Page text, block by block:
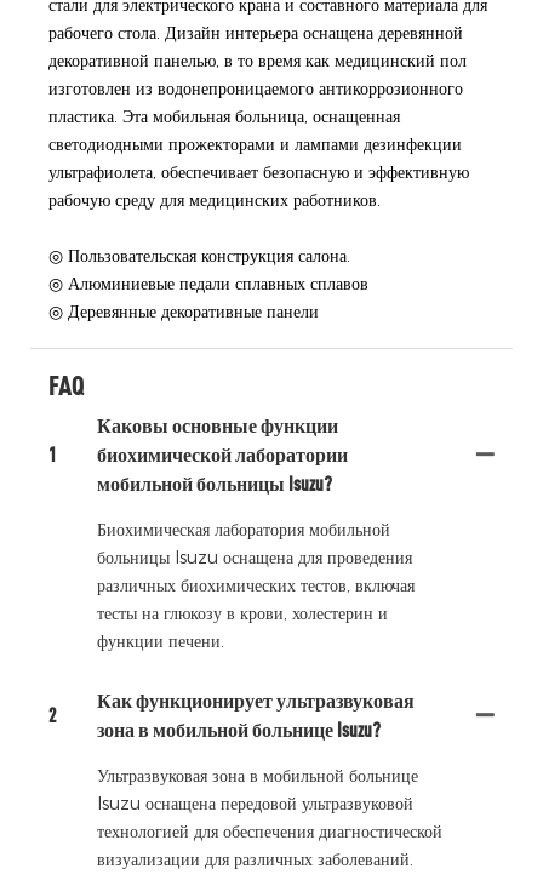
стали для электрического крана и составного материала для
рабочего стола. Дизайн интерьера оснащена деревянной
декоративной панелью, в то время как медицинский пол
изготовлен из водонепроницаемого антикоррозионного
пластика. Эта мобильная больница, оснащенная
светодиодными прожекторами и лампами дезинфекции
ультрафиолета, обеспечивает безопасную и эффективную
рабочую среду для медицинских работников.
◎ Пользовательская конструкция салона.
◎ Алюминиевые педали сплавных сплавов
◎ Деревянные декоративные панели
FAQ
1
Каковы основные функции
биохимической лаборатории
мобильной больницы Isuzu?
Биохимическая лаборатория мобильной
больницы Isuzu оснащена для проведения
различных биохимических тестов, включая
тесты на глюкозу в крови, холестерин и
функции печени.
2
Как функционирует ультразвуковая
зона в мобильной больнице Isuzu?
Ультразвуковая зона в мобильной больнице
Isuzu оснащена передовой ультразвуковой
технологией для обеспечения диагностической
визуализации для различных заболеваний.